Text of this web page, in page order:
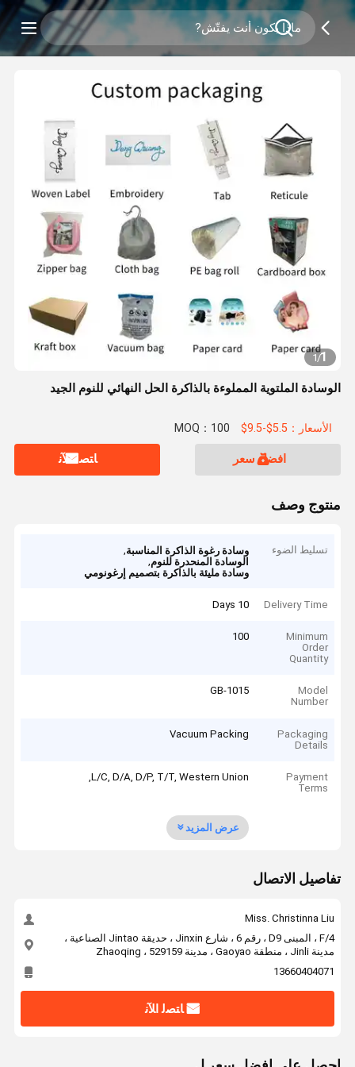
1
/
1
الوسادة الملتوية المملوءة بالذاكرة الحل النهائي للنوم الجيد
الأسعار：5.5$-9.5$ MOQ：100
افضل سعر ﺎﺘﺼﻟ ﺍﻶﻧ
منتوج وصف
تسليط الضوء وسادة رغوة الذاكرة المناسبة,
الوسادة المنحدرة للنوم,
وسادة مليئة بالذاكرة بتصميم إرغونومي
Delivery Time
10 Days
Minimum
Order
Quantity
100
Model
Number
GB-1015
Packaging
Details
Vacuum Packing
Payment
Terms
L/C, D/A, D/P, T/T, Western Union,
عرض المزيد
تفاصيل الاتصال
Miss. Christinna Liu
4/F ، المبنى D9 ، رقم 6 ، شارع Jinxin ، حديقة Jintao الصناعية ،
مدينة Jinli ، منطقة Gaoyao ، مدينة Zhaoqing ، 529159
13660404071
ﺎﺘﺼﻟ ﺍﻶﻧ